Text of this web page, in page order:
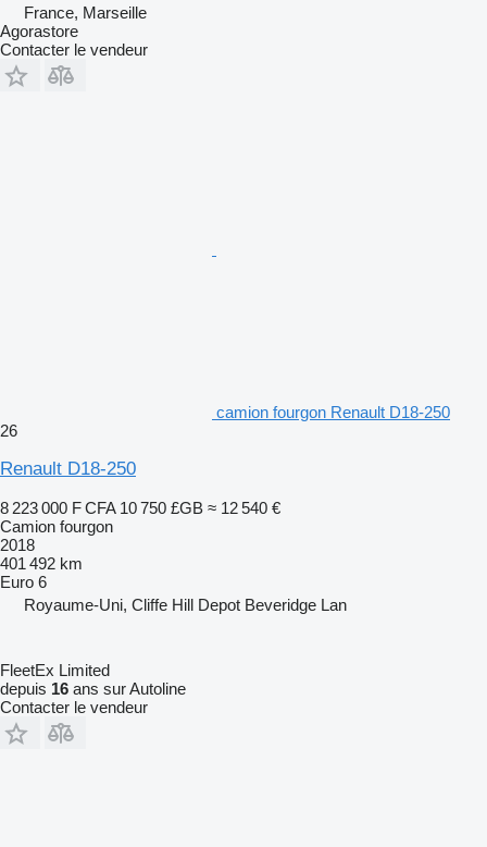
France, Marseille
Agorastore
Contacter le vendeur
camion fourgon Renault D18-250
26
Renault D18-250
8 223 000 F CFA 10 750 £GB ≈ 12 540 €
Camion fourgon
2018
401 492 km
Euro 6
Royaume-Uni, Cliffe Hill Depot Beveridge Lan
FleetEx Limited
depuis 16 ans sur Autoline
Contacter le vendeur